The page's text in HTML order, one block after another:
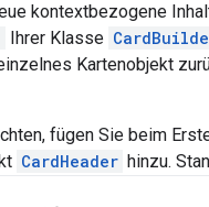
kontextbezogene
Ihrer Klasse
Kartenobjekt
fügen Sie beim
CardHeader hinzu.